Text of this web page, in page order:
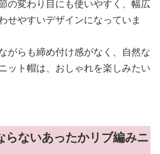
の変わり目にも使いやすく、幅広
せやすいデザインになっていま
がらも締め付け感がなく、自然な
ット帽は、おしゃれを楽しみたい
らないあったかリブ編みニ